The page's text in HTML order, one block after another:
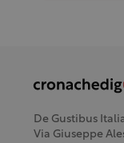
De Gustibus
Via Giuseppe